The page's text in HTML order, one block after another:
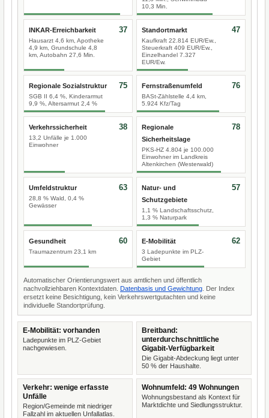
10,3 Min.
INKAR-Erreichbarkeit
Hausarzt 4,6 km, Apotheke
4,9 km, Grundschule 4,8
km, Autobahn 27,6 Min.
37 Standortmarkt
Kaufkraft 22.814 EUR/Ew.,
Steuerkraft 409 EUR/Ew.,
Einzelhandel 7.327
EUR/Ew.
47
Regionale Sozialstruktur
SGB II 6,4 %, Kinderarmut
9,9 %, Altersarmut 2,4 %
75 Fernstraßenumfeld
BASt-Zählstelle 4,4 km,
5.924 Kfz/Tag
76
Verkehrssicherheit
13,2 Unfälle je 1.000
Einwohner
38
Regionale
Sicherheitslage
PKS-HZ 4.804 je 100.000
Einwohner im Landkreis
Altenkirchen (Westerwald)
78
Umfeldstruktur
28,8 % Wald, 0,4 %
Gewässer
63
Natur- und
Schutzgebiete
1,1 % Landschaftsschutz,
1,3 % Naturpark
57
Gesundheit
Traumazentrum 23,1 km
60 E-Mobilität
3 Ladepunkte im PLZ-
Gebiet
62
Automatischer Orientierungswert aus amtlichen und öffentlich
nachvollziehbaren Kontextdaten. Datenbasis und Gewichtung . Der Index
ersetzt keine Besichtigung, kein Verkehrswertgutachten und keine
individuelle Standortprüfung.
E-Mobilität: vorhanden
Ladepunkte im PLZ-Gebiet
nachgewiesen.
Breitband:
unterdurchschnittliche
Gigabit-Verfügbarkeit
Die Gigabit-Abdeckung liegt unter
50 % der Haushalte.
Verkehr: wenige erfasste
Unfälle
Region/Gemeinde mit niedriger
Fallzahl im aktuellen Unfallatlas.
Wohnumfeld: 49 Wohnungen
Wohnungsbestand als Kontext für
Marktdichte und Siedlungsstruktur.